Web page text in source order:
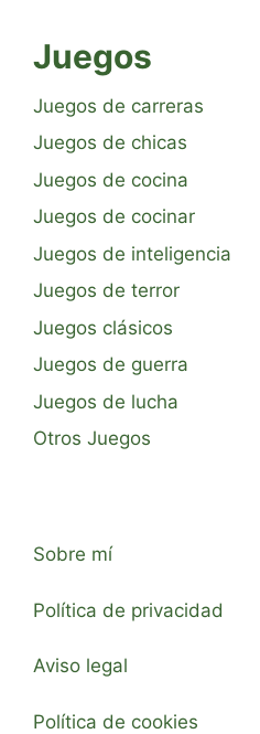
Juegos
Juegos de carreras
Juegos de chicas
Juegos de cocina
Juegos de cocinar
Juegos de inteligencia
Juegos de terror
Juegos clásicos
Juegos de guerra
Juegos de lucha
Otros Juegos
Sobre mí
Política de privacidad
Aviso legal
Política de cookies